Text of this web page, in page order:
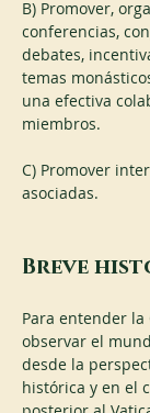
B) Promover,
conferencias,
debates,
temas
una efectiva
miembros.
C) Promover
asociadas.
Breve
Para entender la
observar el
desde la
histórica y en el